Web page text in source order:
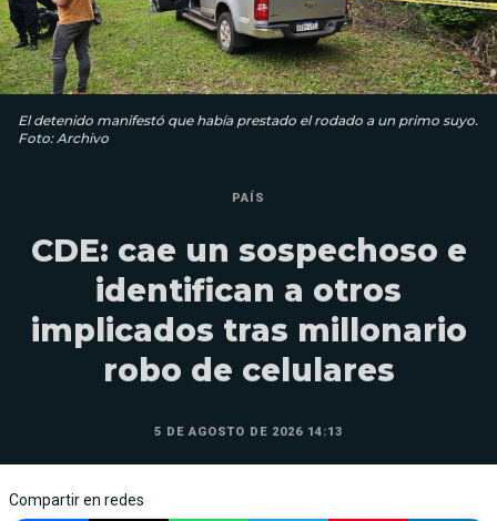
El detenido manifestó que había prestado el rodado a un primo suyo.
Foto: Archivo
PAÍS
CDE: cae un sospechoso e
identifican a otros
implicados tras millonario
robo de celulares
5 DE AGOSTO DE 2026 14:13
Compartir en redes